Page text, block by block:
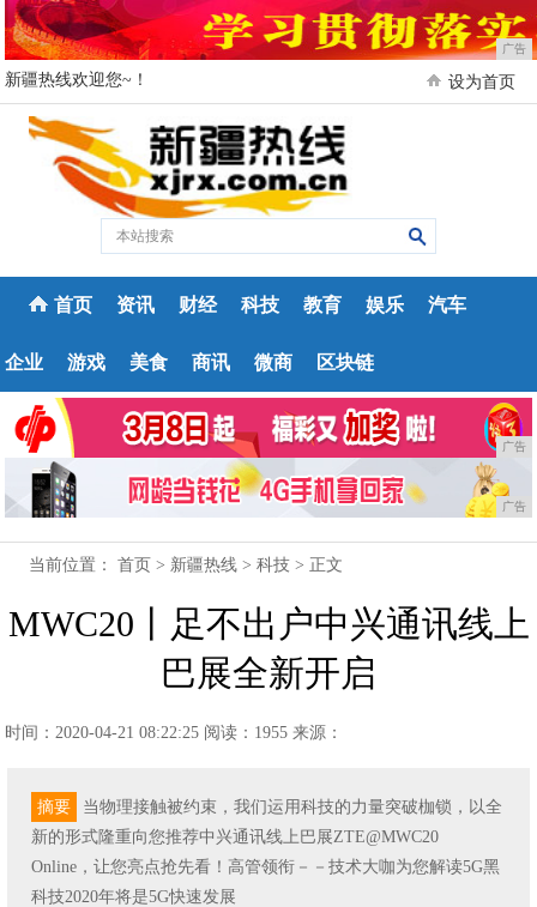
广告
新疆热线欢迎您~！ 设为首页
首页 资讯 财经 科技 教育 娱乐 汽车
企业 游戏 美食 商讯 微商 区块链
广告
广告
当前位置：首页 > 新疆热线 >科技 > 正文
MWC20丨足不出户中兴通讯线上
巴展全新开启
时间：2020-04-21 08:22:25 阅读：1955 来源：
摘要
当物理接触被约束，我们运用科技的力量突破枷锁，以全
新的形式隆重向您推荐中兴通讯线上巴展ZTE@MWC20
Online，让您亮点抢先看！高管领衔－－技术大咖为您解读5G黑
科技2020年将是5G快速发展